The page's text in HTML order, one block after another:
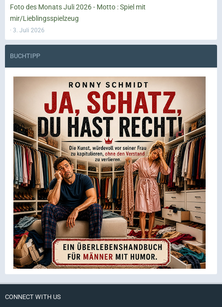
Foto des Monats Juli 2026 - Motto : Spiel mit
mir/Lieblingsspielzeug
3. Juli 2026
BUCHTIPP
CONNECT WITH US